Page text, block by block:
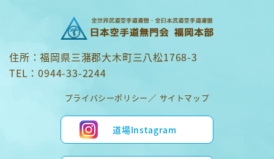
住所：福岡県三潴郡大木町三八松1768-3
TEL：0944-33-2244
プライバシーポリシー サイトマップ
道場Instagram